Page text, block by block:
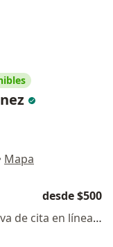
Mapa
desde $500
Este especialista no ofrece reserva de cita en línea en esta dirección.